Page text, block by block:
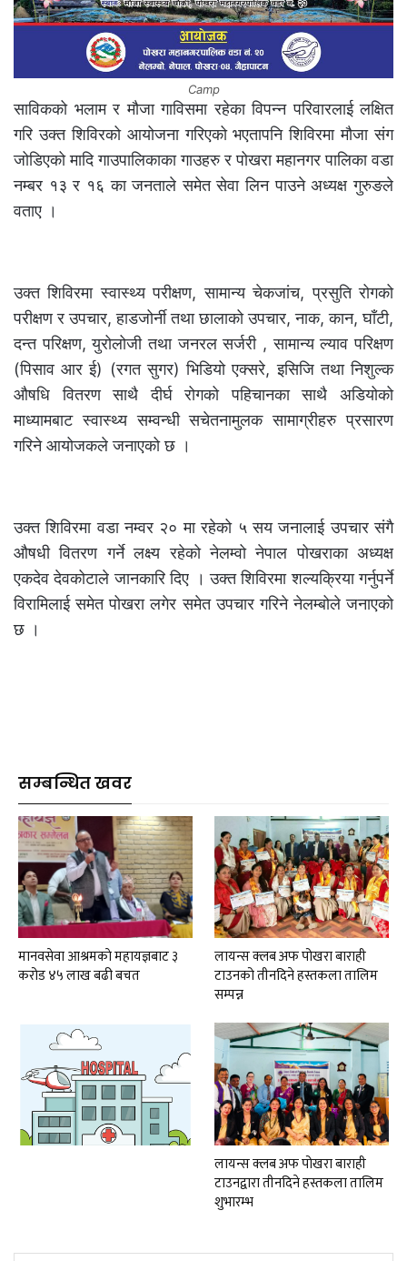
Camp
साविकको भलाम र मौजा गाविसमा रहेका विपन्न परिवारलाई लक्षित
गरि उक्त शिविरको आयोजना गरिएको भएतापनि शिविरमा मौजा संग
जोडिएको मादि गाउपालिकाका गाउहरु र पोखरा महानगर पालिका वडा
नम्बर १३ र १६ का जनताले समेत सेवा लिन पाउने अध्यक्ष गुरुङले
वताए ।
उक्त शिविरमा स्वास्थ्य परीक्षण, सामान्य चेकजांच, प्रसुति रोगको
परीक्षण र उपचार, हाडजोर्नी तथा छालाको उपचार, नाक, कान, घाँटी,
दन्त परिक्षण, युरोलोजी तथा जनरल सर्जरी , सामान्य ल्याव परिक्षण
(पिसाव आर ई) (रगत सुगर) भिडियो एक्सरे, इसिजि तथा निशुल्क
औषधि वितरण साथै दीर्घ रोगको पहिचानका साथै अडियोको
माध्यामबाट स्वास्थ्य सम्वन्धी सचेतनामुलक सामाग्रीहरु प्रसारण
गरिने आयोजकले जनाएको छ ।
उक्त शिविरमा वडा नम्वर २० मा रहेको ५ सय जनालाई उपचार संगै
औषधी वितरण गर्ने लक्ष्य रहेको नेलम्वो नेपाल पोखराका अध्यक्ष
एकदेव देवकोटाले जानकारि दिए । उक्त शिविरमा शल्यक्रिया गर्नुपर्ने
विरामिलाई समेत पोखरा लगेर समेत उपचार गरिने नेलम्बोले जनाएको
छ ।
सम्बन्धित खवर
मानवसेवा आश्रमकाे‌ महायज्ञबाट ३
करोड ४५ लाख बढी बचत
लायन्स क्लब अफ पोखरा बाराही
टाउनको तीनदिने हस्तकला तालिम
सम्पन्न
लायन्स क्लब अफ पोखरा बाराही
टाउनद्वारा तीनदिने हस्तकला तालिम
शुभारम्भ